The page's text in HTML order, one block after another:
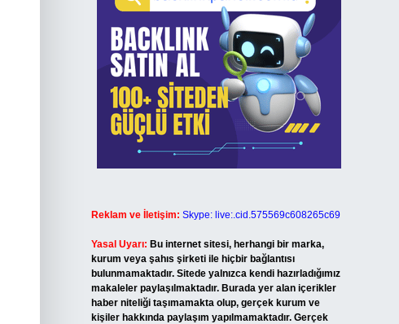
Reklam ve İletişim: Skype: live:.cid.575569c608265c69
Yasal Uyarı: Bu internet sitesi, herhangi bir marka,
kurum veya şahıs şirketi ile hiçbir bağlantısı
bulunmamaktadır. Sitede yalnızca kendi hazırladığımız
makaleler paylaşılmaktadır. Burada yer alan içerikler
haber niteliği taşımamakta olup, gerçek kurum ve
kişiler hakkında paylaşım yapılmamaktadır. Gerçek